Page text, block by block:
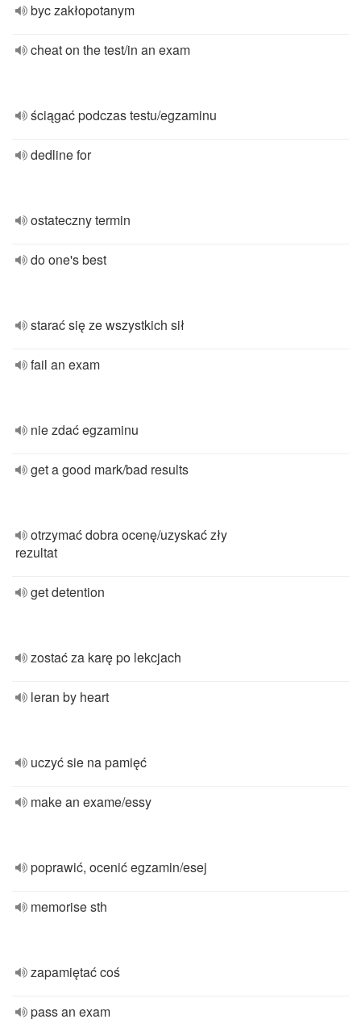
byc zakłopotanym
cheat on the test/in an exam
ściągać podczas testu/egzaminu
dedline for
ostateczny termin
do one's best
starać się ze wszystkich sił
fail an exam
nie zdać egzaminu
get a good mark/bad results
otrzymać dobra ocenę/uzyskać zły
rezultat
get detention
zostać za karę po lekcjach
leran by heart
uczyć sie na pamięć
make an exame/essy
poprawić, ocenić egzamin/esej
memorise sth
zapamiętać coś
pass an exam